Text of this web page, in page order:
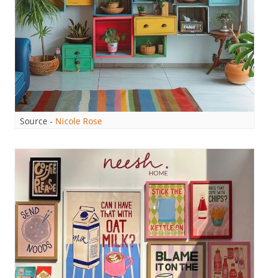
Source - Nicole Rose